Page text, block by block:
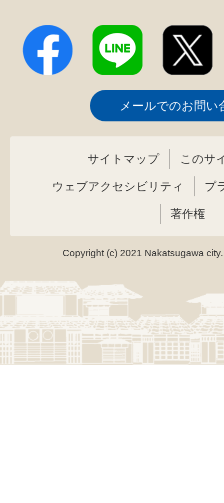
メールでのお問い
サイトマップ このサ
ウェブアクセシビリティ プ
著作権
Copyright (c) 2021 Nakatsugawa